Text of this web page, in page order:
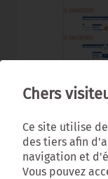
Chers
Ce site utilise
des tiers afin
navigation et
Vous pouvez